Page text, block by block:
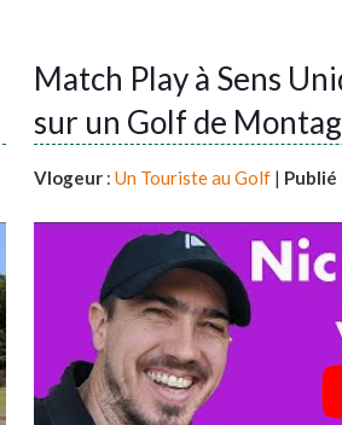
Match Play à Sens
sur un Golf de
Vlogeur: Un Touriste au Golf| Publié